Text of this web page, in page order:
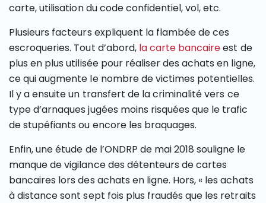
carte, utilisation du code confidentiel, vol, etc.
Plusieurs facteurs expliquent la flambée de ces
escroqueries. Tout d’abord, la carte bancaireest de
plus en plus utilisée pour réaliser des achats en ligne,
ce qui augmente le nombre de victimes potentielles.
Il y a ensuite un transfert de la criminalité vers ce
type d’arnaques jugées moins risquées que le trafic
de stupéfiants ou encore les braquages.
Enfin, une étude de l’ONDRP de mai 2018 souligne le
manque de vigilance des détenteurs de cartes
bancaires lors des achats en ligne. Hors, « les achats
à distance sont sept fois plus fraudés que les retraits